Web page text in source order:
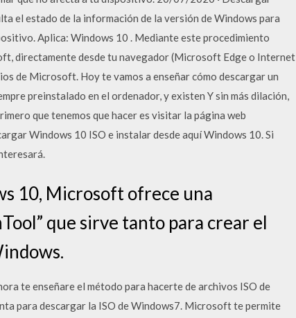
el estado de la información de la versión de Windows para
Aplica: Windows 10 . Mediante este procedimiento
directamente desde tu navegador (Microsoft Edge o Internet
de Microsoft. Hoy te vamos a enseñar cómo descargar un
preinstalado en el ordenador, y existen Y sin más dilación,
que tenemos que hacer es visitar la página web
Windows 10 ISO e instalar desde aquí Windows 10. Si
10, Microsoft ofrece una
que sirve tanto para crear el
te enseñare el método para hacerte de archivos ISO de
para descargar la ISO de Windows7. Microsoft te permite